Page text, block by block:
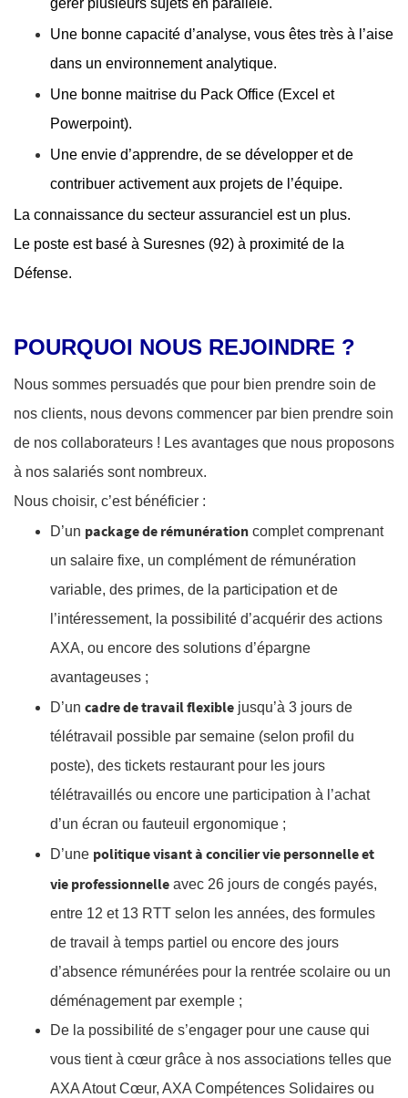
gérer plusieurs sujets en parallèle.
Une bonne capacité d’analyse, vous êtes très à l’aise
dans un environnement analytique.
Une bonne maitrise du Pack Office (Excel et
Powerpoint).
Une envie d’apprendre, de se développer et de
contribuer activement aux projets de l’équipe.
La connaissance du secteur assuranciel est un plus.
Le poste est basé à Suresnes (92) à proximité de la
Défense.
POURQUOI NOUS REJOINDRE ?
Nous sommes persuadés que pour bien prendre soin de
nos clients, nous devons commencer par bien prendre soin
de nos collaborateurs ! Les avantages que nous proposons
à nos salariés sont nombreux.
Nous choisir, c’est bénéficier :
D’un package de rémunération complet comprenant
un salaire fixe, un complément de rémunération
variable, des primes, de la participation et de
l’intéressement, la possibilité d’acquérir des actions
AXA, ou encore des solutions d’épargne
avantageuses ;
D’un cadre de travail flexible jusqu’à 3 jours de
télétravail possible par semaine (selon profil du
poste), des tickets restaurant pour les jours
télétravaillés ou encore une participation à l’achat
d’un écran ou fauteuil ergonomique ;
D’une politique visant à concilier vie personnelle et
vie professionnelle avec 26 jours de congés payés,
entre 12 et 13 RTT selon les années, des formules
de travail à temps partiel ou encore des jours
d’absence rémunérées pour la rentrée scolaire ou un
déménagement par exemple ;
De la possibilité de s’engager pour une cause qui
vous tient à cœur grâce à nos associations telles que
AXA Atout Cœur, AXA Compétences Solidaires ou